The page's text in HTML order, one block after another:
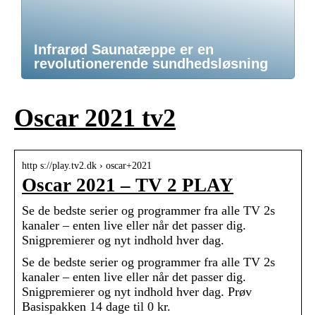
Infrarød Saunatæppe er en
revolutionerende sundhedsløsning
Oscar 2021 tv2
http s://play.tv2.dk › oscar+2021
Oscar 2021 – TV 2 PLAY
Se de bedste serier og programmer fra alle TV 2s
kanaler – enten live eller når det passer dig.
Snigpremierer og nyt indhold hver dag.
Se de bedste serier og programmer fra alle TV 2s
kanaler – enten live eller når det passer dig.
Snigpremierer og nyt indhold hver dag. Prøv
Basispakken 14 dage til 0 kr.